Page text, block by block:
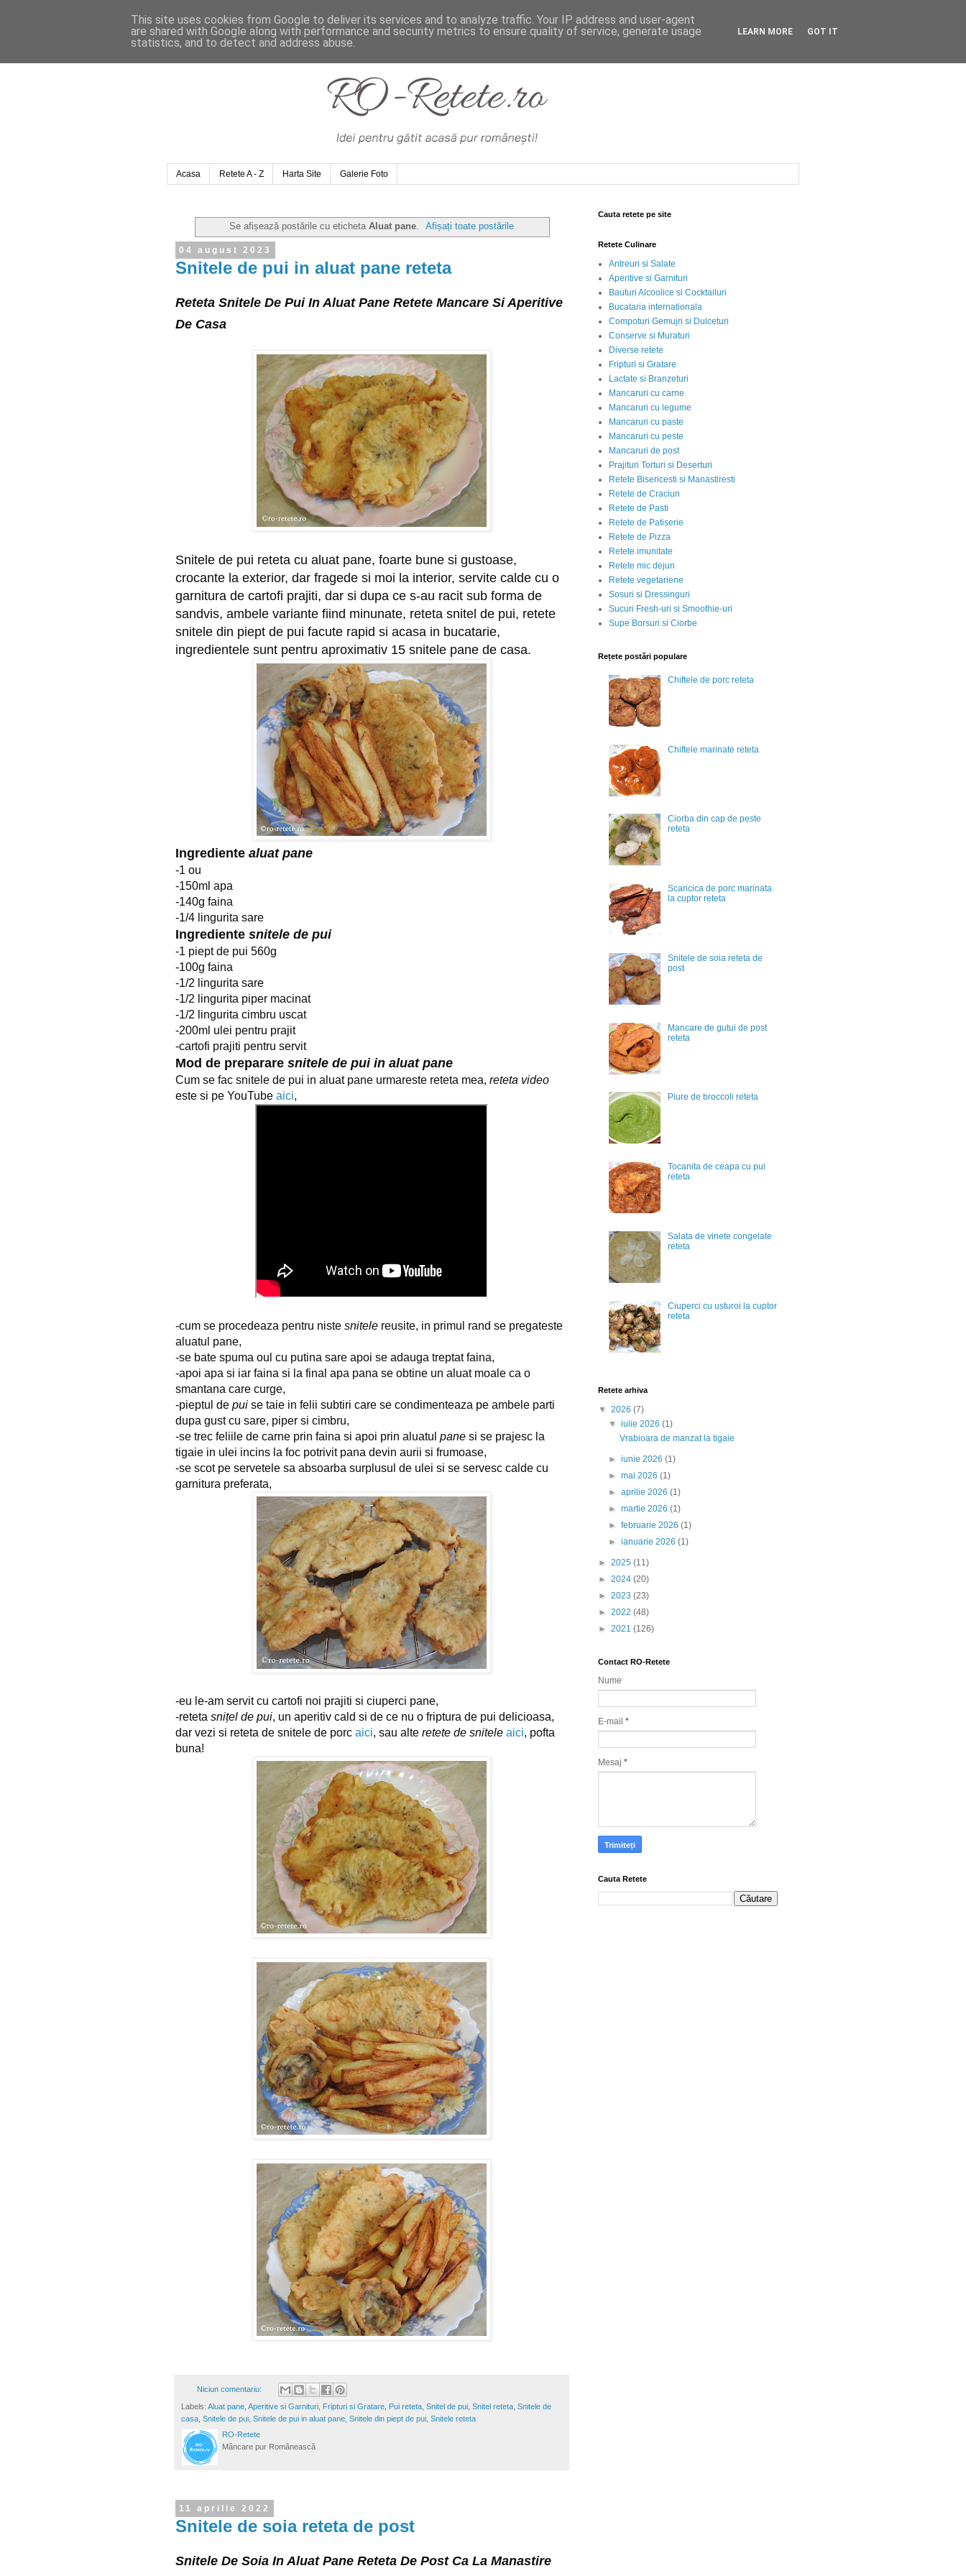
Acasa Retete A - Z Harta Site Galerie Foto
Se afișează postările cu eticheta Aluat pane. Afișați toate postările
04 august 2023
Snitele de pui in aluat pane reteta
Reteta Snitele De Pui In Aluat Pane Retete Mancare Si Aperitive
De Casa
Snitele de pui reteta cu aluat pane, foarte bune si gustoase,
crocante la exterior, dar fragede si moi la interior, servite calde cu o
garnitura de cartofi prajiti, dar si dupa ce s-au racit sub forma de
sandvis, ambele variante fiind minunate, reteta snitel de pui, retete
snitele din piept de pui facute rapid si acasa in bucatarie,
ingredientele sunt pentru aproximativ 15 snitele pane de casa.
Ingrediente aluat pane
-1 ou
-150ml apa
-140g faina
-1/4 lingurita sare
Ingrediente snitele de pui
-1 piept de pui 560g
-100g faina
-1/2 lingurita sare
-1/2 lingurita piper macinat
-1/2 lingurita cimbru uscat
-200ml ulei pentru prajit
-cartofi prajiti pentru servit
Mod de preparare snitele de pui in aluat pane
Cum se fac snitele de pui in aluat pane urmareste reteta mea, reteta video
este si pe YouTube aici,
-cum se procedeaza pentru niste snitele reusite, in primul rand se pregateste
aluatul pane,
-se bate spuma oul cu putina sare apoi se adauga treptat faina,
-apoi apa si iar faina si la final apa pana se obtine un aluat moale ca o
smantana care curge,
-pieptul de pui se taie in felii subtiri care se condimenteaza pe ambele parti
dupa gust cu sare, piper si cimbru,
-se trec feliile de carne prin faina si apoi prin aluatul pane si se prajesc la
tigaie in ulei incins la foc potrivit pana devin aurii si frumoase,
-se scot pe servetele sa absoarba surplusul de ulei si se servesc calde cu
garnitura preferata,
-eu le-am servit cu cartofi noi prajiti si ciuperci pane,
-reteta snițel de pui, un aperitiv cald si de ce nu o friptura de pui delicioasa,
dar vezi si reteta de snitele de porc aici, sau alte retete de snitele aici, pofta
buna!
Niciun comentariu:
Labels: Aluat pane Aperitive si Garnituri Fripturi si Gratare Pui reteta Snitel de pui Snitel reteta Snitele de
casa Snitele de pui Snitele de pui in aluat pane Snitele din piept de pui Snitele reteta
RO-Retete
Mâncare pur Românească
11 aprilie 2022
Snitele de soia reteta de post
Snitele De Soia In Aluat Pane Reteta De Post Ca La Manastire
Cauta retete pe site
Retete Culinare
Antreuri si Salate
Aperitive si Garnituri
Bauturi Alcoolice si Cocktailuri
Bucataria internationala
Compoturi Gemujri si Dulceturi
Conserve si Muraturi
Diverse retete
Fripturi si Gratare
Lactate si Branzeturi
Mancaruri cu carne
Mancaruri cu legume
Mancaruri cu paste
Mancaruri cu peste
Mancaruri de post
Prajituri Torturi si Deserturi
Retete Bisericesti si Manastiresti
Retete de Craciun
Retete de Pasti
Retete de Patiserie
Retete de Pizza
Retete imunitate
Retete mic dejun
Retete vegetariene
Sosuri si Dressinguri
Sucuri Fresh-uri si Smoothie-uri
Supe Borsuri si Ciorbe
Rețete postări populare
Chiftele de porc reteta
Chiftele marinate reteta
Ciorba din cap de peste
reteta
Scaricica de porc marinata
la cuptor reteta
Snitele de soia reteta de
post
Mancare de gutui de post
reteta
Piure de broccoli reteta
Tocanita de ceapa cu pui
reteta
Salata de vinete congelate
reteta
Ciuperci cu usturoi la cuptor
reteta
Retete arhiva
▼ 2026 (7)
▼iulie 2026(1)
Vrabioara de manzat la tigaie
►iunie 2026(1)
►mai 2026(1)
►aprilie 2026(1)
►martie 2026(1)
►februarie 2026(1)
►ianuarie 2026(1)
► 2025 (11)
► 2024 (20)
► 2023 (23)
► 2022 (48)
► 2021 (126)
Contact RO-Retete
Nume
E-mail *
Mesaj *
Cauta Retete
This site uses cookies from Google to deliver its services and to analyze traffic. Your IP address and user-agent
are shared with Google along with performance and security metrics to ensure quality of service, generate usage
statistics, and to detect and address abuse.
LEARN MORE GOT IT